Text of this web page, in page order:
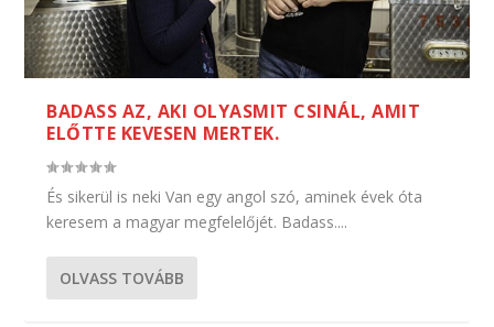
BADASS AZ, AKI OLYASMIT CSINÁL, AMIT
ELŐTTE KEVESEN MERTEK.
És sikerül is neki Van egy angol szó, aminek évek óta
keresem a magyar megfelelőjét. Badass....
OLVASS TOVÁBB